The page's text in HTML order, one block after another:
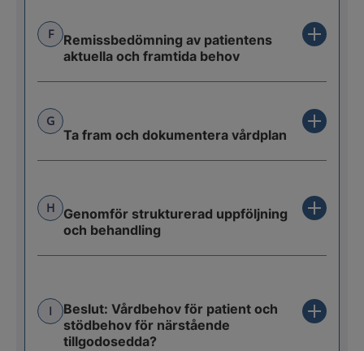
F
Remissbedömning av patientens
aktuella och framtida behov
G
Ta fram och dokumentera vårdplan
H
Genomför strukturerad uppföljning
och behandling
I
Beslut: Vårdbehov för patient och
stödbehov för närstående
tillgodosedda?